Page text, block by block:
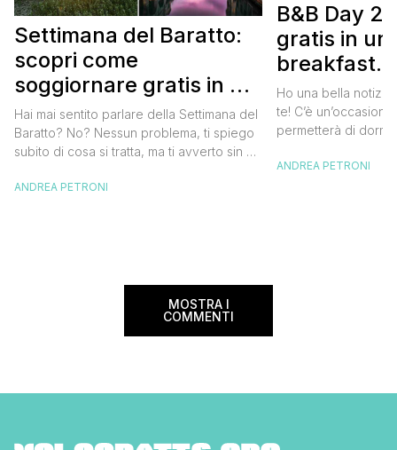
Settimana del Baratto:
scopri come
soggiornare gratis in un
bed and breakfast
Hai mai sentito parlare della Settimana del
Baratto? No? Nessun problema, ti spiego
subito di cosa si tratta, ma ti avverto sin da
tantissimo perché ti permetterà di
ANDREA PETRONI
B&B Day
gratis in un
breakfast.
gratis
Ho una bella
te! C’è
permetterà di
meravigliosi del
ANDREA PETRONI
MOSTRA I
COMMENTI